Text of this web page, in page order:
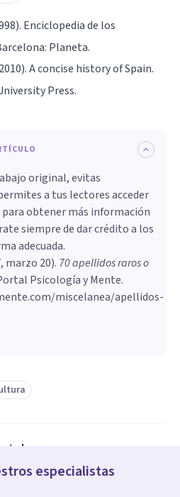
Enciclopedia de los
Planeta.
A concise history of Spain.
Press.
original, evitas
a tus lectores acceder
obtener más información
siempre de dar crédito a los
adecuada.
marzo 20). 70 apellidos raros o
Psicología y Mente.
miscelanea/apellidos-
especialistas